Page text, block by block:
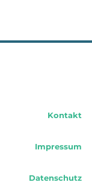
Kontakt
Impressum
Datenschutz